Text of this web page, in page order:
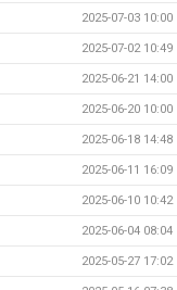
2025-07-03 10:00
2025-07-02 10:49
2025-06-21 14:00
2025-06-20 10:00
2025-06-18 14:48
2025-06-11 16:09
2025-06-10 10:42
2025-06-04 08:04
2025-05-27 17:02